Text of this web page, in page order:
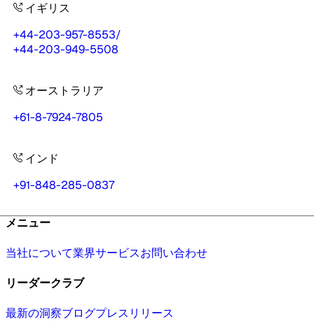
イギリス
+44-203-957-8553/
+44-203-949-5508
オーストラリア
+61-8-7924-7805
インド
+91-848-285-0837
メニュー
当社について業界サービスお問い合わせ
リーダークラブ
最新の洞察ブログプレスリリース